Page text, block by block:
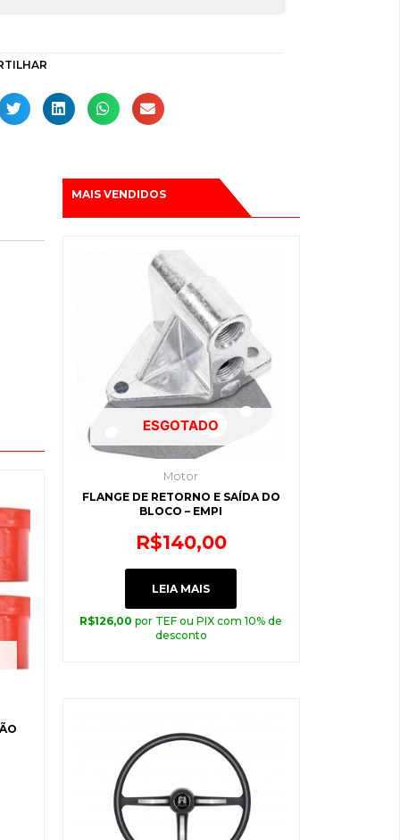
MAIS VENDIDOS
ESGOTADO
Motor
FLANGE DE RETORNO E SAÍDA DO
BLOCO – EMPI
R$140,00
LEIA MAIS
R$126,00 por TEF ou PIX com 10% de
desconto